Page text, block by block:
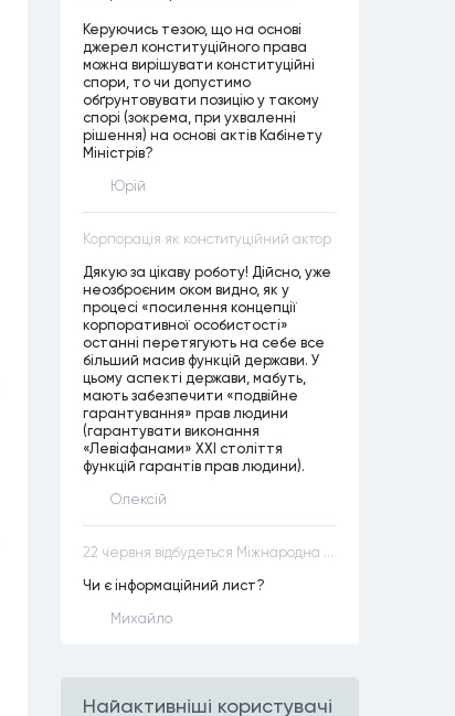
Керуючись тезою, що на основі
джерел конституційного права
можна вирішувати конституційні
спори, то чи допустимо
обґрунтовувати позицію у такому
спорі (зокрема, при ухваленні
рішення) на основі актів Кабінету
Міністрів?
Юрій
Корпорація як конституційний актор
Дякую за цікаву роботу! Дійсно, уже
неозброєним оком видно, як у
процесі «посилення концепції
корпоративної особистості»
останні перетягують на себе все
більший масив функцій держави. У
цьому аспекті держави, мабуть,
мають забезпечити «подвійне
гарантування» прав людини
(гарантувати виконання
«Левіафанами» ХХІ століття
функцій гарантів прав людини).
Олексій
22 червня відбудеться Міжнародна науково-практична конференція “Конституційна демократія в умовах загроз територіальній цілісності та національній безпеці”
Чи є інформаційний лист?
Михайло
Найактивнiшi користувачi